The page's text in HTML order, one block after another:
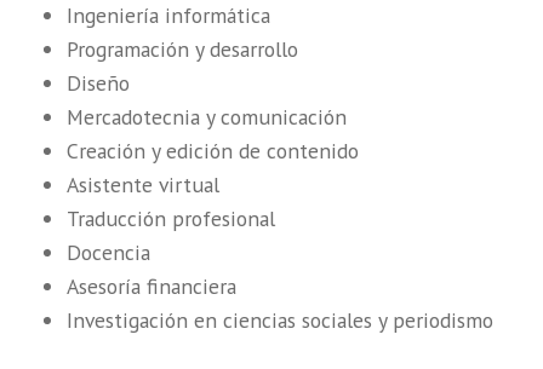
Ingeniería informática
Programación y desarrollo
Diseño
Mercadotecnia y comunicación
Creación y edición de contenido
Asistente virtual
Traducción profesional
Docencia
Asesoría financiera
Investigación en ciencias sociales y periodismo